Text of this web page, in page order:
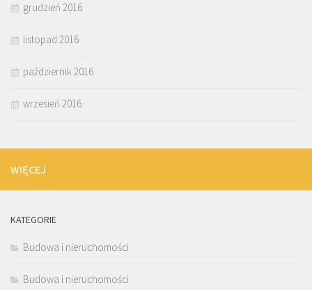
grudzień 2016
listopad 2016
październik 2016
wrzesień 2016
WIĘCEJ
KATEGORIE
Budowa i nieruchomości
Budowa i nieruchomości